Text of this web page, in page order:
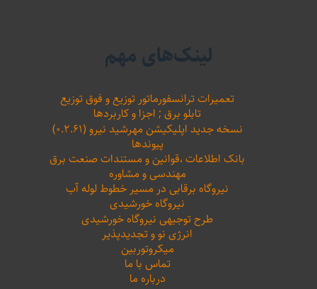
لینک‌های مهم
تعمیرات ترانسفورماتور توزیع و فوق توزیع
تابلو برق ; اجزا و کاربردها
نسخه جدید اپلیکیشن مهرشید نیرو (۰.۲.۶۱)
پیوندها
بانک اطلاعات ،‌قوانین و مستندات صنعت برق
مهندسی و مشاوره
نیروگاه برقابی در مسیر خطوط لوله آب
نیروگاه خورشیدی
طرح توجیهی نیروگاه خورشیدی
انرژی نو و تجدیدپذیر
میکروتوربین
تماس با ما
درباره ما